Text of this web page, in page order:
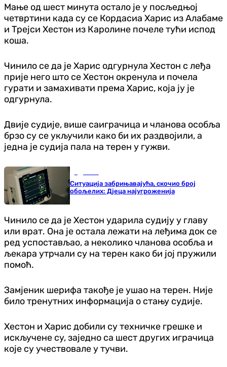
Мање од шест минута остало је у посљедњој
четвртини када су се Кордасиа Харис из Алабаме
и Трејси Хестон из Каролине почеле тући испод
коша.
Чинило се да је Харис одгурнула Хестон с леђа
прије него што се Хестон окренула и почела
гурати и замахивати према Харис, која ју је
одгурнула.
Двије судије, више саиграчица и чланова особља
брзо су се укључили како би их раздвојили, а
једна је судија пала на терен у гужви.
Ситуација забрињавајућа, скочио број
обољелих: Дјеца најугроженија
Чинило се да је Хестон ударила судију у главу
или врат. Она је остала лежати на леђима док се
ред успостављао, а неколико чланова особља и
љекара утрчали су на терен како би јој пружили
помоћ.
Замјеник шерифа такође је ушао на терен. Није
било тренутних информација о стању судије.
Хестон и Харис добили су техничке грешке и
искључене су, заједно са шест других играчица
које су учествовале у тучви.